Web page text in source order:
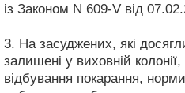
із Законом N 609-V від
3. На засуджених, які
залишені у виховній
відбування покарання,